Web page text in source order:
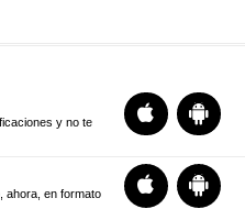
y no te
ahora, en formato